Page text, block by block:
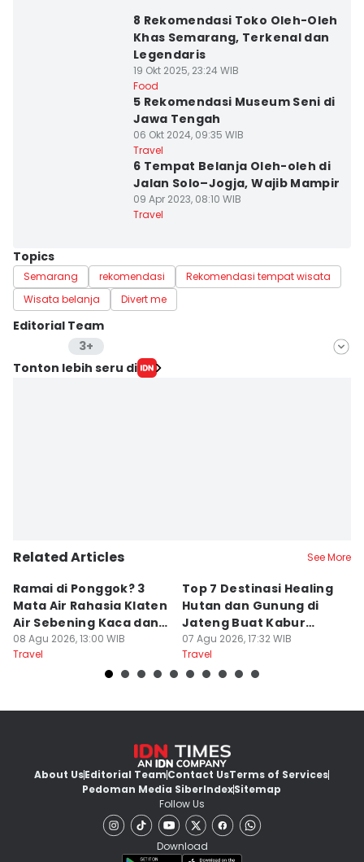
8 Rekomendasi Toko Oleh-Oleh
Khas Semarang, Terkenal dan
Legendaris
19 Okt 2025, 23:24 WIB
Food
5 Rekomendasi Museum Seni di
Jawa Tengah
06 Okt 2024, 09:35 WIB
Travel
6 Tempat Belanja Oleh-oleh di
Jalan Solo–Jogja, Wajib Mampir
09 Apr 2023, 08:10 WIB
Travel
Topics
Semarang rekomendasi
Rekomendasi tempat wisata
Wisata belanja
Divert me
Editorial Team
3+
Editor
Tonton lebih seru di
Related Articles See More
Ramai di Ponggok? 3
Mata Air Rahasia Klaten
Air Sebening Kaca dan
Masih Sepi
08 Agu 2026, 13:00 WIB
Travel
Top 7 Destinasi Healing
Hutan dan Gunung di
Jateng Buat Kabur
Sejenak, Under Rp200
Ribu
07 Agu 2026, 17:32 WIB
Travel
About UsEditorial TeamContact UsTerms of Services
Pedoman Media SiberIndexSitemap
Follow Us
Download